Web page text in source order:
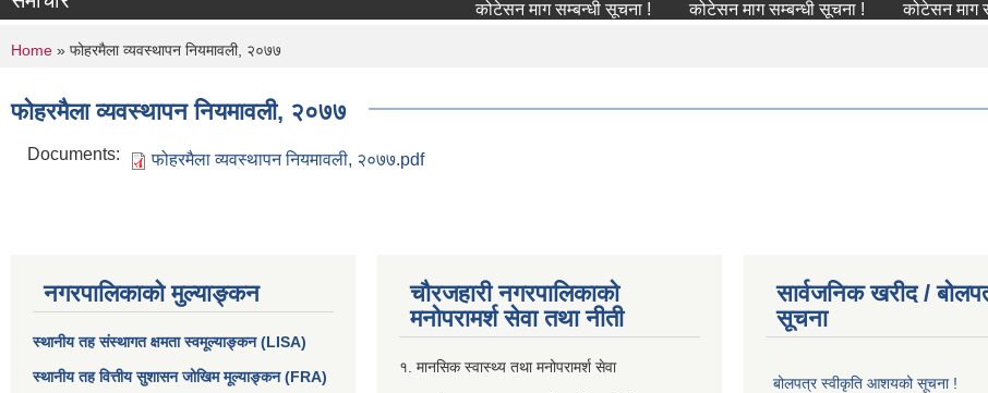
कोटेसन माग सम्बन्धी सूचना ! कोटेसन माग सम्बन्धी सूचना ! कोटेसन माग सम्बन्धी
You are here
Home » फोहरमैला व्यवस्थापन नियमावली, २०७७
फोहरमैला व्यवस्थापन नियमावली, २०७७
Documents: फोहरमैला व्यवस्थापन नियमावली, २०७७.pdf
नगरपालिकाको मुल्याङ्कन
स्थानीय तह संस्थागत क्षमता स्वमूल्याङ्कन (LISA)
स्थानीय तह वित्तीय सुशासन जोखिम मूल्याङ्कन (FRA)
चौरजहारी नगरपालिकाको
मनोपरामर्श सेवा तथा नीती
१. मानसिक स्वास्थ्य तथा मनोपरामर्श सेवा
सार्वजनिक खरीद /
सूचना
बोलपत्र स्वीकृति आशयको सूचना !